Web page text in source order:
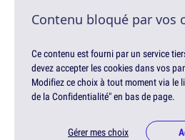
Contenu bloqué par vos
Ce contenu est fourni par un service
devez accepter les cookies dans vos
Modifiez ce choix à tout moment via le
de la Confidentialité" en bas de page.
Gérer mes choix